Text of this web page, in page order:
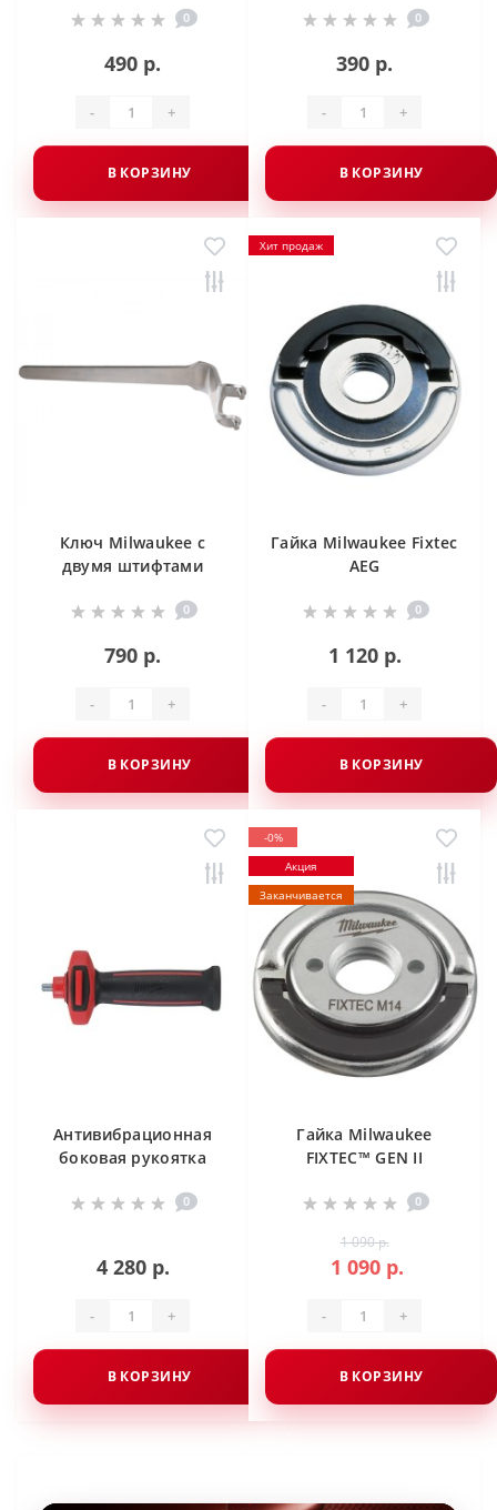
22.2 мм
0
490 р.
- +
В КОРЗИНУ
мм
0
390 р.
- +
В КОРЗИНУ
Ключ Milwaukee с
двумя штифтами
стальных щеток
0
790 р.
- +
В КОРЗИНУ
Хит продаж
Гайка Milwaukee Fixtec
AEG
0
1 120 р.
- +
В КОРЗИНУ
Антивибрационная
боковая рукоятка
0
4 280 р.
- +
В КОРЗИНУ
-0%
Акция
Заканчивается
Гайка Milwaukee
FIXTEC™ GEN II
0
1 090 р.
1 090 р.
- +
В КОРЗИНУ